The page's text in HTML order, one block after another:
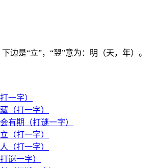
边是“立”，“翌”意为：明（天，年）。
一字）
（打一字）
有期（打谜一字）
（打一字）
（打一字）
谜一字）